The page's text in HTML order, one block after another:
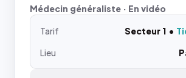
Médecin généraliste · En vidéo
Tarif Secteur 1
Lieu